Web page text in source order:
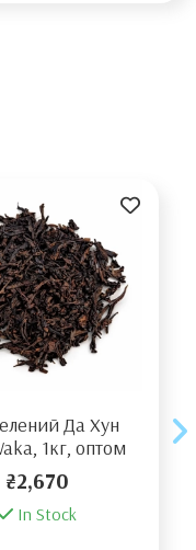
Да Хун
1кг, оптом
₴2,670
In Stock